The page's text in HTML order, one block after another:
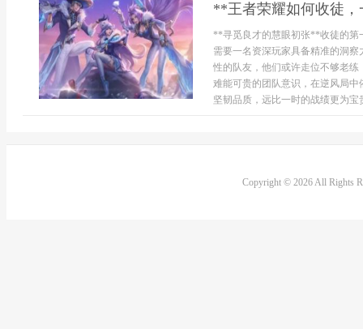
**王者荣耀如何收徒
**寻觅良才的慧眼初张**收徒的第
需要一名资深玩家具备精准的洞
性的队友，他们或许走位不够老
难能可贵的团队意识，在逆风局
坚韧品质，远比一时的战绩更为宝
Copyright © 2026 All Rights